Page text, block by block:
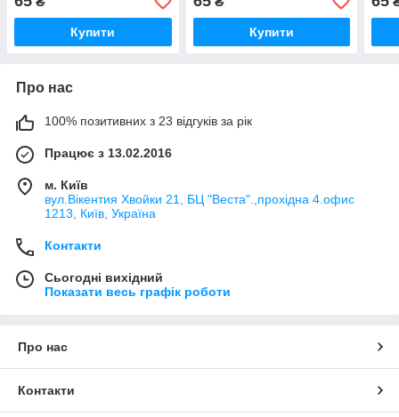
Купити Купити
Про нас
100% позитивних з 23 відгуків за рік
Працює з 13.02.2016
м. Київ
вул.Вікентия Хвойки 21, БЦ "Веста".,прохідна 4.офис
1213, Київ, Україна
Контакти
Сьогодні вихідний
Показати весь графік роботи
Про нас
Контакти